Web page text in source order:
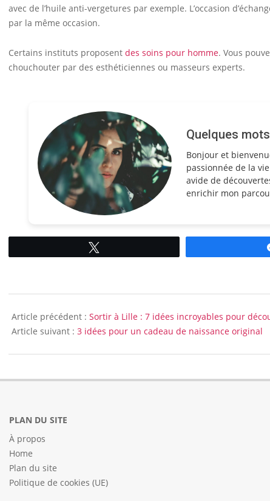
avec de l’huile anti-vergetures par exemple. L’occasion
par la même occasion.
Certains instituts proposent des soins pour homme. Vous
chouchouter par des esthéticiennes ou masseurs experts.
Quelques
Bonjour et
passionnée de la
avide de
enrichir mon
08-
24
Article précédent : Sortir à Lille : 7 idées incroyables pour
Article suivant : 3 idées pour un cadeau de naissance original
PLAN DU SITE
À propos
Home
Plan du site
Politique de cookies (UE)